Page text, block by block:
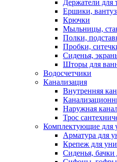
Держатели для
Ершики,
Крючки
Мыльницы,
Полки,
Пробки,
Сиденья,
Шторы для
Водосчетчики
Канализация
Внутренняя
Наружная
Трос
Комплектующие для
Арматура для
Крепеж для
Сиденья, бачки